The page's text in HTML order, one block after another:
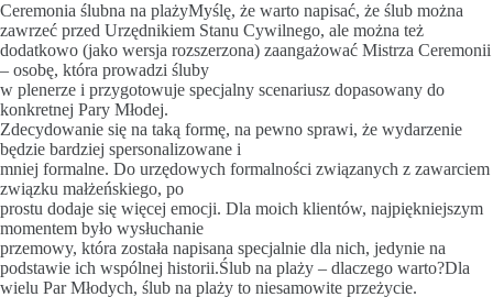
Ceremonia ślubna na plażyMyślę, że warto napisać, że ślub można
zawrzeć przed Urzędnikiem Stanu Cywilnego, ale można też
dodatkowo (jako wersja rozszerzona) zaangażować Mistrza Ceremonii
– osobę, która prowadzi śluby
w plenerze i przygotowuje specjalny scenariusz dopasowany do
konkretnej Pary Młodej.
Zdecydowanie się na taką formę, na pewno sprawi, że wydarzenie
będzie bardziej spersonalizowane i
mniej formalne. Do urzędowych formalności związanych z zawarciem
związku małżeńskiego, po
prostu dodaje się więcej emocji. Dla moich klientów, najpiękniejszym
momentem było wysłuchanie
przemowy, która została napisana specjalnie dla nich, jedynie na
podstawie ich wspólnej historii.Ślub na plaży – dlaczego warto?Dla
wielu Par Młodych, ślub na plaży to niesamowite przeżycie.